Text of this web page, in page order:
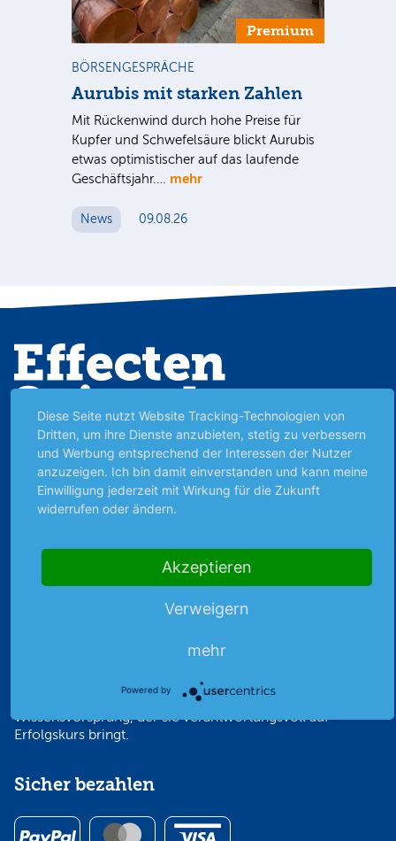
Premium
BÖRSENGESPRÄCHE
Aurubis mit starken Zahlen
Mit Rückenwind durch hohe Preise für
Kupfer und Schwefelsäure blickt Aurubis
etwas optimistischer auf das laufende
Geschäftsjahr.… mehr
News 09.08.26
Immer einen Schritt voraus!
drohende Altersarmut einzudämmen, wollen wir das
entfachen. Dazu befähigen wir Menschen, eigene
seit über 50 Jahren verschaffen wir Kleinanlegern mit
unabhängigem Börsenjournalismus den
Wissensvorsprung, der sie verantwortungsvoll auf
Erfolgskurs bringt.
Sicher bezahlen
Diese Seite nutzt Website Tracking-Technologien von
Dritten, um ihre Dienste anzubieten, stetig zu verbessern
und Werbung entsprechend der Interessen der Nutzer
anzuzeigen. Ich bin damit einverstanden und kann meine
Einwilligung jederzeit mit Wirkung für die Zukunft
widerrufen oder ändern.
Akzeptieren
Verweigern
mehr
Powered by